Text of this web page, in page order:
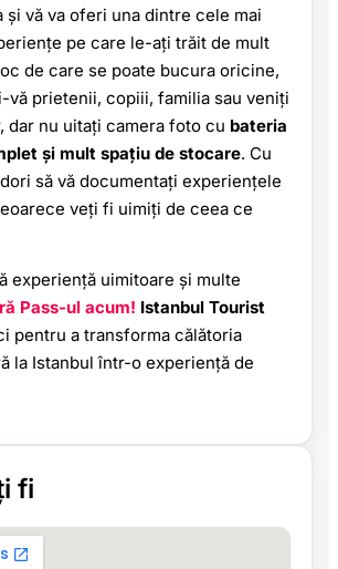
și vă va oferi una dintre cele mai
pe care le-ați trăit de mult
de care se poate bucura oricine,
vă prietenii, copiii, familia sau veniți
dar nu uitați camera foto cu bateria
și mult spațiu de stocare. Cu
să vă documentați experiențele
veți fi uimiți de ceea ce
experiență uimitoare și multe
Pass-ul acum! Istanbul Tourist
pentru a transforma călătoria
la Istanbul într-o experiență de
fi